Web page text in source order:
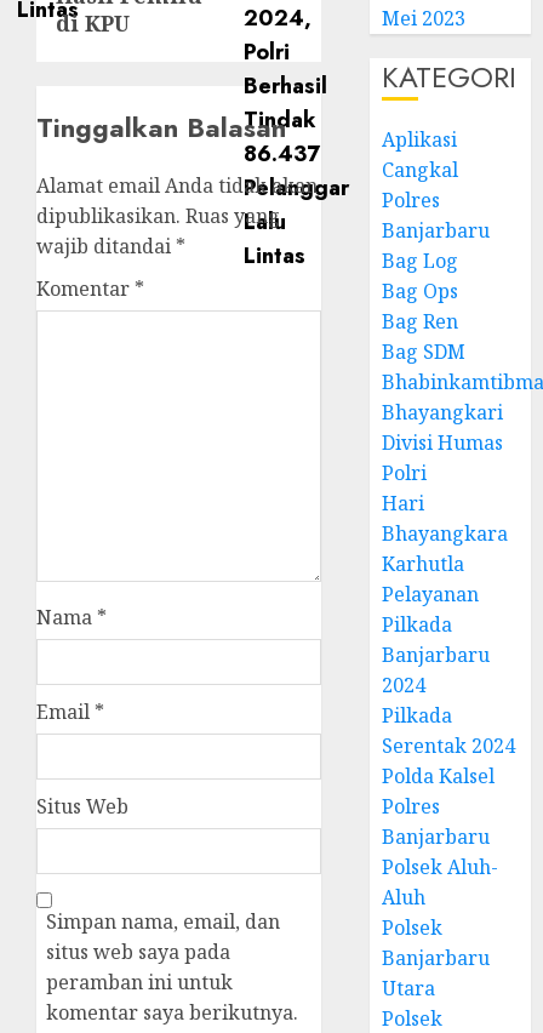
di KPU
Tinggalkan Balasan
Alamat email Anda tidak akan
dipublikasikan. Ruas yang
wajib ditandai *
Komentar *
Nama *
Email *
Situs Web
Simpan nama, email, dan
situs web saya pada
peramban ini untuk
komentar saya berikutnya.
Mei 2023
KATEGORI
Aplikasi
Cangkal
Polres
Banjarbaru
Bag Log
Bag Ops
Bag Ren
Bag SDM
Bhayangkari
Divisi Humas
Polri
Hari
Bhayangkara
Karhutla
Pelayanan
Pilkada
Banjarbaru
2024
Pilkada
Serentak 2024
Polda Kalsel
Polres
Banjarbaru
Polsek Aluh-
Aluh
Polsek
Banjarbaru
Utara
Polsek